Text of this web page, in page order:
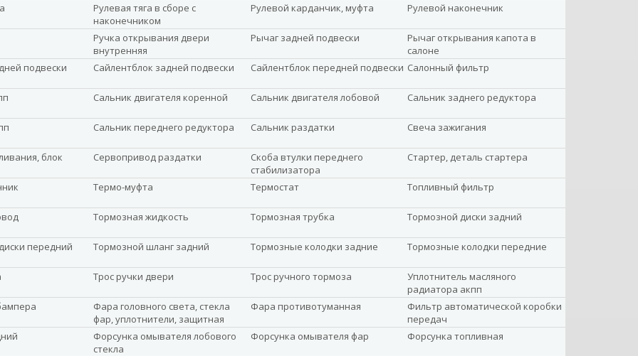
Рулевая тяга в сборе с
наконечником
Рулевой карданчик, муфта Рулевой наконечник
Ручка открывания двери
внутренняя
Рычаг задней подвески
Рычаг открывания капота в
салоне
подвески
Сайлентблок задней подвески Сайлентблок передней подвески Салонный фильтр
Сальник двигателя коренной Сальник двигателя лобовой Сальник заднего редуктора
Сальник переднего редуктора Сальник раздатки Свеча зажигания
блок
Сервопривод раздатки
Скоба втулки переднего
стабилизатора
Стартер, деталь стартера
Термо-муфта Термостат Топливный фильтр
Тормозная жидкость Тормозная трубка Тормозной диски задний
передний Тормозной шланг задний Тормозные колодки задние Тормозные колодки передние
Трос ручки двери Трос ручного тормоза
Уплотнитель масляного
радиатора акпп
Фара головного света, стекла
фар, уплотнители, защитная
планка
Фара противотуманная
Фильтр автоматической коробки
передач
Форсунка омывателя лобового
стекла
Форсунка омывателя фар Форсунка топливная